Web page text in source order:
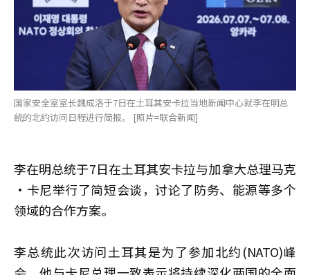
国家安全室室长魏成洛于7日在土耳其安卡拉当地新闻中心就李在明总
统的北约访问日程进行简报。 [照片=联合新闻]
李在明总统于7日在土耳其安卡拉与加拿大总理马克
·卡尼举行了简短会谈，讨论了防务、能源等多个
领域的合作方案。
李总统此次访问土耳其是为了参加北约(NATO)峰